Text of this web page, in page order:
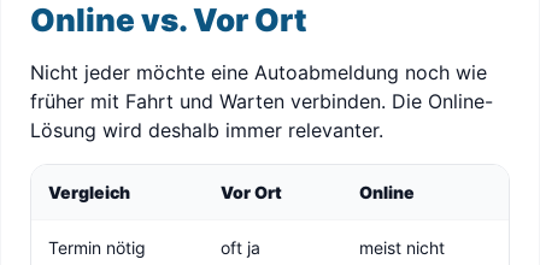
Online vs. Vor Ort
Nicht jeder möchte eine Autoabmeldung noch wie
früher mit Fahrt und Warten verbinden. Die Online-
Lösung wird deshalb immer relevanter.
Vergleich Vor Ort Online
Termin nötig oft ja meist nicht